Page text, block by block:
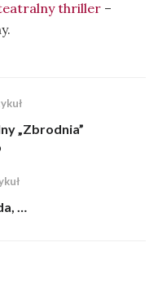
thriller –
„Zbrodnia”
…